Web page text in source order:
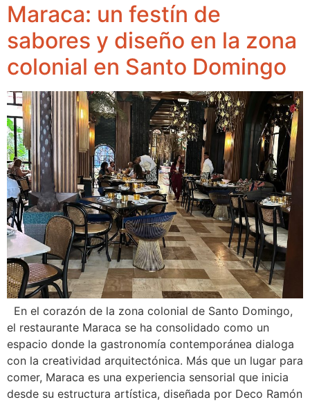
Maraca: un festín de
sabores y diseño en la zona
colonial en Santo Domingo
En el corazón de la zona colonial de Santo Domingo,
el restaurante Maraca se ha consolidado como un
espacio donde la gastronomía contemporánea dialoga
con la creatividad arquitectónica. Más que un lugar para
comer, Maraca es una experiencia sensorial que inicia
desde su estructura artística, diseñada por Deco Ramón